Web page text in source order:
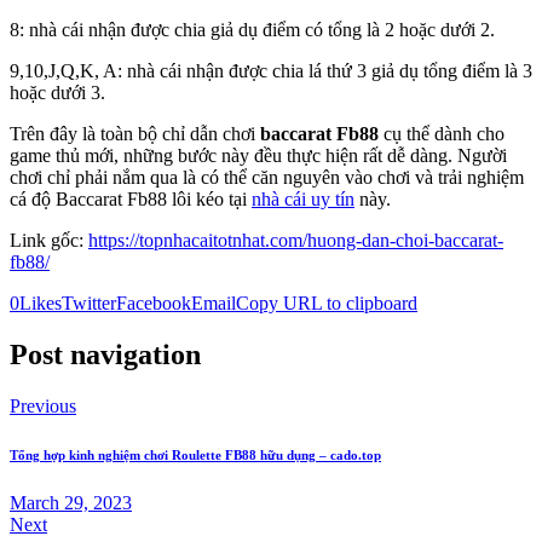
8: nhà cái nhận được chia giả dụ điểm có tổng là 2 hoặc dưới 2.
9,10,J,Q,K, A: nhà cái nhận được chia lá thứ 3 giả dụ tổng điểm là 3
hoặc dưới 3.
Trên đây là toàn bộ chỉ dẫn chơi baccarat Fb88 cụ thể dành cho
game thủ mới, những bước này đều thực hiện rất dễ dàng. Người
chơi chỉ phải nắm qua là có thể căn nguyên vào chơi và trải nghiệm
cá độ Baccarat Fb88 lôi kéo tại nhà cái uy tín này.
Link gốc: https://topnhacaitotnhat.com/huong-dan-choi-baccarat-
fb88/
0LikesTwitterFacebookEmailCopy URL to clipboard
Post navigation
Previous
Tổng hợp kinh nghiệm chơi Roulette FB88 hữu dụng – cado.top
March 29, 2023
Next